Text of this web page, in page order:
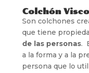
Colchón
Son colchones
que tiene
de las personas.
a la forma y a la
persona que lo